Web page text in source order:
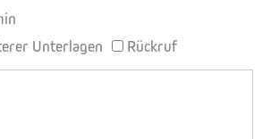
Unterlagen
Rückruf